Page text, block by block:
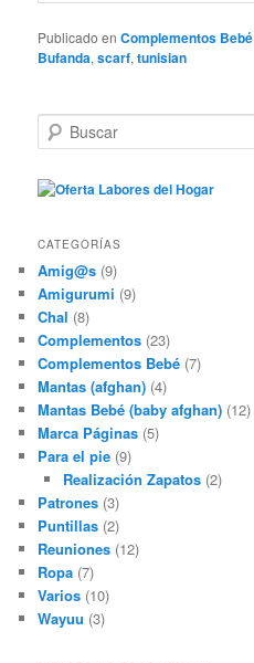
Publicado en Complementos Bebé
Bufanda,scarf,tunisian
u
c
CATEGORÍAS
Amig@s (9)
Amigurumi (9)
Chal (8)
Complementos (23)
Complementos Bebé (7)
Mantas (afghan) (4)
Mantas Bebé (baby afghan) (12)
Marca Páginas (5)
Para el pie (9)
Realización Zapatos(2)
Patrones (3)
Puntillas (2)
Reuniones (12)
Ropa (7)
Varios (10)
Wayuu (3)